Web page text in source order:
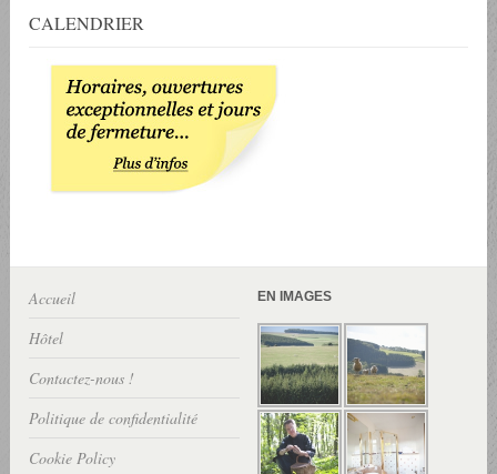
CALENDRIER
Accueil
Hôtel
Contactez-nous !
Politique de confidentialité
Cookie Policy
EN IMAGES